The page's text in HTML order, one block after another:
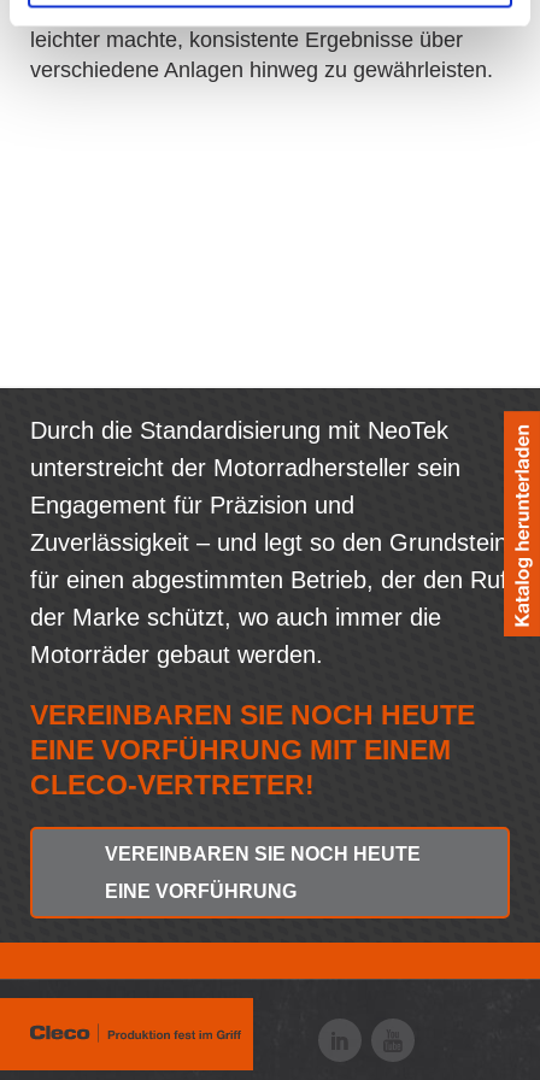
vereinheitlichten Werkzeugstrategie sahen, die es
leichter machte, konsistente Ergebnisse über
verschiedene Anlagen hinweg zu gewährleisten.
Durch die Standardisierung mit NeoTek
unterstreicht der Motorradhersteller sein
Engagement für Präzision und
Zuverlässigkeit – und legt so den Grundstein
für einen abgestimmten Betrieb, der den Ruf
der Marke schützt, wo auch immer die
Motorräder gebaut werden.
VEREINBAREN SIE NOCH HEUTE
EINE VORFÜHRUNG MIT EINEM
CLECO-VERTRETER!
VEREINBAREN SIE NOCH HEUTE
EINE VORFÜHRUNG